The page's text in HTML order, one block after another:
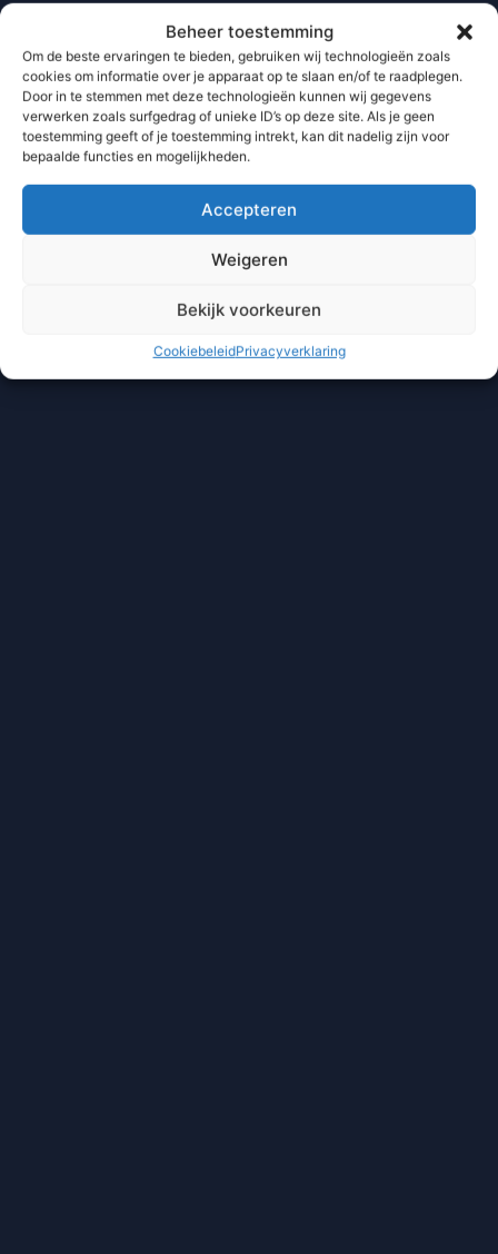
Beheer toestemming
Om de beste ervaringen te bieden, gebruiken wij technologieën zoals
cookies om informatie over je apparaat op te slaan en/of te raadplegen.
Door in te stemmen met deze technologieën kunnen wij gegevens
verwerken zoals surfgedrag of unieke ID’s op deze site. Als je geen
toestemming geeft of je toestemming intrekt, kan dit nadelig zijn voor
bepaalde functies en mogelijkheden.
Accepteren
Weigeren
Bekijk voorkeuren
CookiebeleidPrivacyverklaring